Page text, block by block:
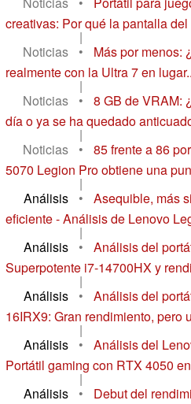
creativas: Por qué la pantalla del
|
Noticias
•
Más por menos:
realmente con la Ultra 7 en
|
Noticias
•
8 GB de VRAM:
día o ya se ha quedado
|
Noticias
•
85 frente a 86
5070 Legion Pro obtiene una
|
Análisis
•
Asequible, más
eficiente - Análisis de Lenovo
|
Análisis
•
Análisis del
Superpotente i7-14700HX y
|
Análisis
•
Análisis del
16IRX9: Gran rendimiento, pero
|
Análisis
•
Análisis del
Portátil gaming con RTX 4050
|
Análisis
•
Debut del